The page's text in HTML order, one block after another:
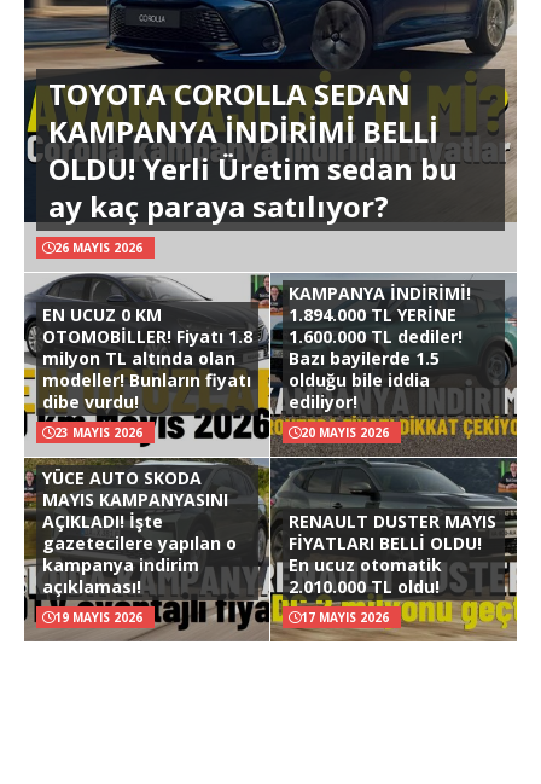
TOYOTA COROLLA SEDAN
KAMPANYA İNDİRİMİ BELLİ
OLDU! Yerli Üretim sedan bu
ay kaç paraya satılıyor?
26 MAYIS 2026
EN UCUZ 0 KM
OTOMOBİLLER! Fiyatı 1.8
milyon TL altında olan
modeller! Bunların fiyatı
dibe vurdu!
23 MAYIS 2026
KAMPANYA İNDİRİMİ!
1.894.000 TL YERİNE
1.600.000 TL dediler!
Bazı bayilerde 1.5
olduğu bile iddia
ediliyor!
20 MAYIS 2026
YÜCE AUTO SKODA
MAYIS KAMPANYASINI
AÇIKLADI! İşte
gazetecilere yapılan o
kampanya indirim
açıklaması!
19 MAYIS 2026
RENAULT DUSTER MAYIS
FİYATLARI BELLİ OLDU!
En ucuz otomatik
2.010.000 TL oldu!
17 MAYIS 2026